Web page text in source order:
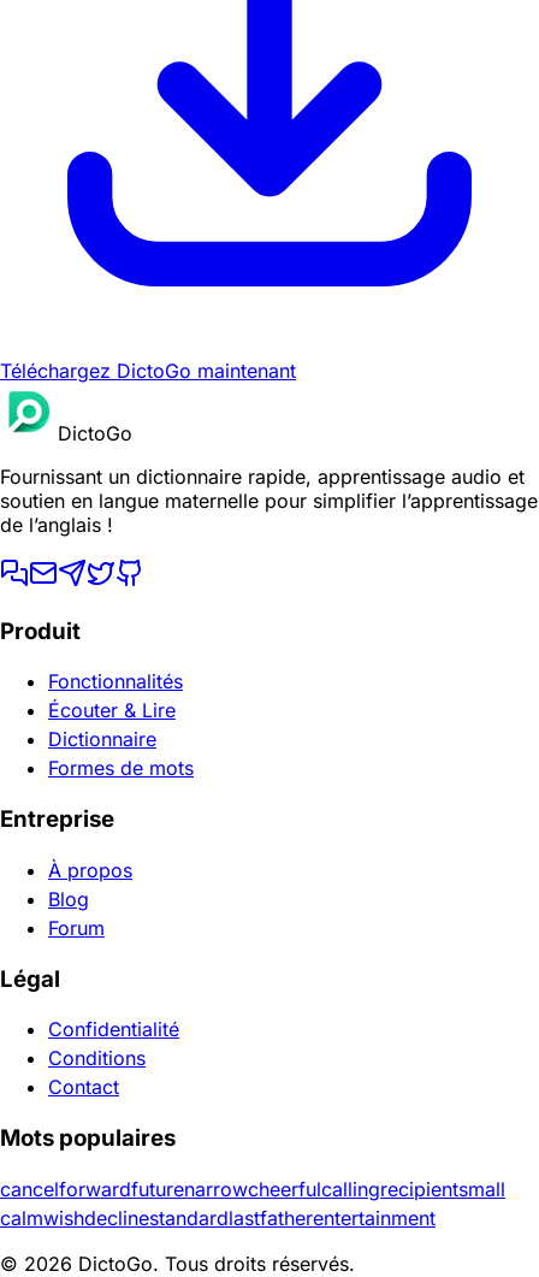
Téléchargez DictoGo maintenant
DictoGo
Fournissant un dictionnaire rapide, apprentissage audio et
soutien en langue maternelle pour simplifier l’apprentissage
de l’anglais !
Produit
Fonctionnalités
Écouter & Lire
Dictionnaire
Formes de mots
Entreprise
À propos
Blog
Forum
Légal
Confidentialité
Conditions
Contact
Mots populaires
cancelforwardfuturenarrowcheerfulcallingrecipientsmall
calmwishdeclinestandardlastfatherentertainment
© 2026 DictoGo. Tous droits réservés.